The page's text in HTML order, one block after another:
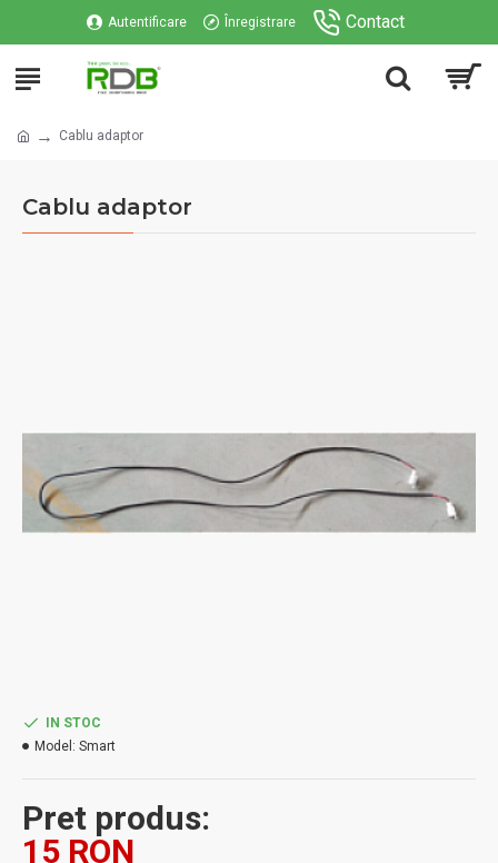
Autentificare Înregistrare Contact
Cablu adaptor
Cablu adaptor
Pret produs:
15 RON
IN STOC
Model: Smart